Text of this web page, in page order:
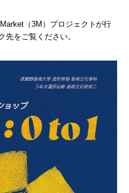
（3M）プロジェクトが行
先をご覧ください。